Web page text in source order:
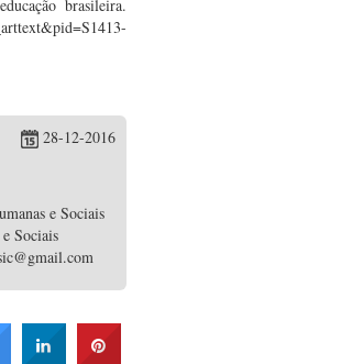
brasileira.
28-12-2016
e Sociais
Sociais